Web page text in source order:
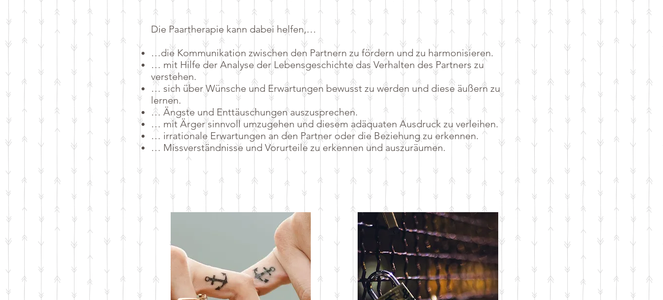
Die Paartherapie kann dabei helfen,…
…die Kommunikation zwischen den Partnern zu fördern und zu harmonisieren.
… mit Hilfe der Analyse der Lebensgeschichte das Verhalten des Partners zu
verstehen.
… sich über Wünsche und Erwartungen bewusst zu werden und diese äußern zu
lernen.
… Ängste und Enttäuschungen auszusprechen.
… mit Ärger sinnvoll umzugehen und diesem adäquaten Ausdruck zu verleihen.
… irrationale Erwartungen an den Partner oder die Beziehung zu erkennen.
… Missverständnisse und Vorurteile zu erkennen und auszuräumen.